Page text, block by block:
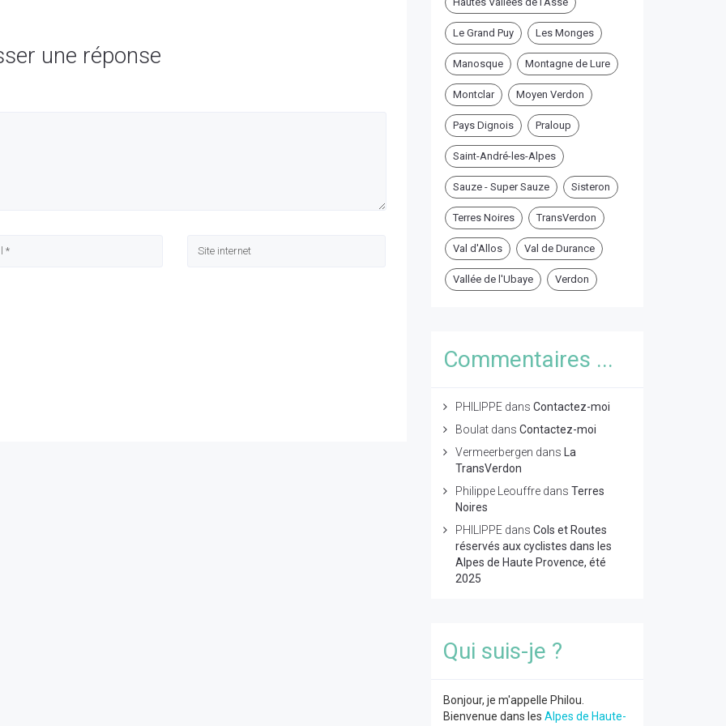
une réponse
Le Grand Puy Les Monges
Manosque Montagne de Lure
Montclar Moyen Verdon
Pays Dignois Praloup
Saint-André-les-Alpes
Sauze - Super Sauze Sisteron
Terres Noires TransVerdon
Val d'Allos Val de Durance
Vallée de l'Ubaye Verdon
Commentaires ...
PHILIPPEdans Contactez-moi
Boulatdans Contactez-moi
Vermeerbergen dans
La
TransVerdon
Philippe Leouffredans Terres
Noires
PHILIPPEdans Cols et Routes
réservés aux cyclistes dans les
Alpes de Haute Provence, été
2025
Qui suis-je ?
Bonjour, je m'appelle Philou.
Bienvenue dans les Alpes de Haute-